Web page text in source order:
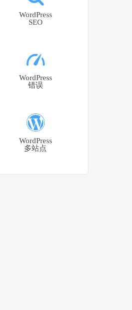
WordPress
SEO
WordPress
错误
WordPress
多站点